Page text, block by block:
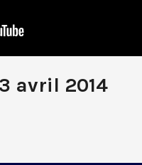
avril 2014